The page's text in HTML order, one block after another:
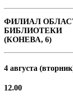
ФИЛИАЛ
БИБЛИОТЕКИ
(КОНЕВА, 6)
4 августа
12.00